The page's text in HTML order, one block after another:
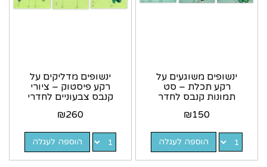
ינשופים משוגעים על
רקע תכלת – סט
תמונות קנבס לחדר
₪150
הוספה לעגלה
ינשופים מדליקים על
רקע פיסטוק – ציורי
קנבס צבעוניים לחדרי
₪260
הוספה לעגלה